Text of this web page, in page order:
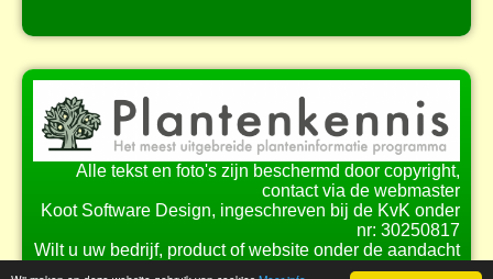
Alle tekst en foto's zijn beschermd door copyright,
contact via de webmaster
Koot Software Design, ingeschreven bij de KvK onder
nr: 30250817
Wilt u uw bedrijf, product of website onder de aandacht
brengen bij onze bezoekers?